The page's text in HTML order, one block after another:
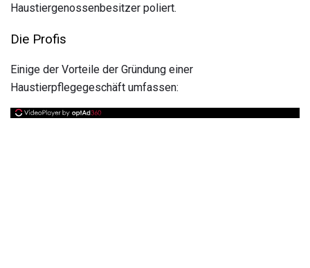
Haustiergenossenbesitzer poliert.
Die Profis
Einige der Vorteile der Gründung einer
Haustierpflegegeschäft umfassen: